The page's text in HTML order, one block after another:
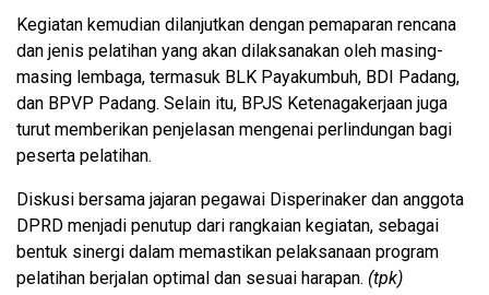
Kegiatan kemudian dilanjutkan dengan pemaparan rencana
dan jenis pelatihan yang akan dilaksanakan oleh masing-
masing lembaga, termasuk BLK Payakumbuh, BDI Padang,
dan BPVP Padang. Selain itu, BPJS Ketenagakerjaan juga
turut memberikan penjelasan mengenai perlindungan bagi
peserta pelatihan.
Diskusi bersama jajaran pegawai Disperinaker dan anggota
DPRD menjadi penutup dari rangkaian kegiatan, sebagai
bentuk sinergi dalam memastikan pelaksanaan program
pelatihan berjalan optimal dan sesuai harapan. (tpk)